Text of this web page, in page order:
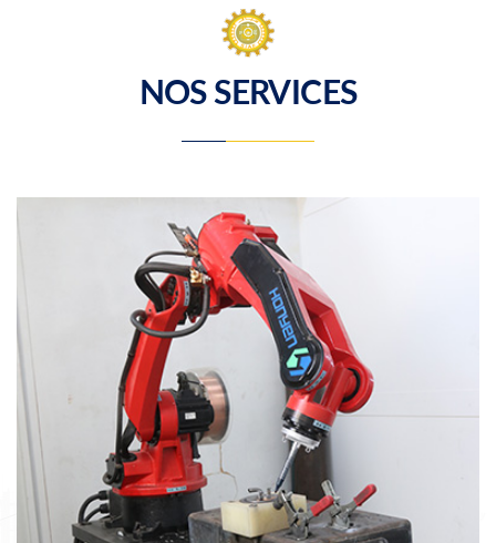
NOS SERVICES